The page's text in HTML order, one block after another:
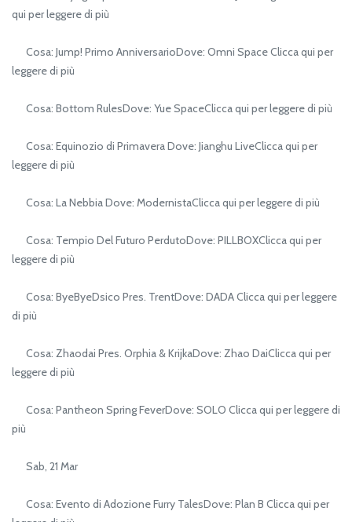
qui per leggere di più
Cosa: Jump! Primo AnniversarioDove: Omni Space Clicca qui per
leggere di più
Cosa: Bottom RulesDove: Yue SpaceClicca qui per leggere di più
Cosa: Equinozio di Primavera Dove: Jianghu LiveClicca qui per
leggere di più
Cosa: La Nebbia Dove: ModernistaClicca qui per leggere di più
Cosa: Tempio Del Futuro PerdutoDove: PILLBOXClicca qui per
leggere di più
Cosa: ByeByeDsico Pres. TrentDove: DADA Clicca qui per leggere
di più
Cosa: Zhaodai Pres. Orphia & KrijkaDove: Zhao DaiClicca qui per
leggere di più
Cosa: Pantheon Spring FeverDove: SOLO Clicca qui per leggere di
più
Sab, 21 Mar
Cosa: Evento di Adozione Furry TalesDove: Plan B Clicca qui per